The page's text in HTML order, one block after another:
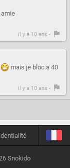
il y a 10 ans -
mais je bloc a 40
il y a 10 ans -
Snokido